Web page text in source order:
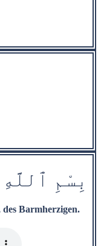
بِسْمِ ٱ للَّهِ
Barmherzigen.